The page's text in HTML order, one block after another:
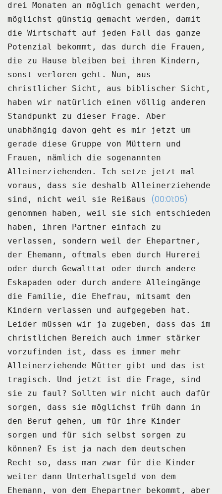
drei Monaten an möglich gemacht werden,
möglichst
günstig gemacht werden, damit
die Wirtschaft auf jeden Fall das ganze
Potenzial bekommt,
das durch die Frauen,
die zu Hause bleiben bei ihren Kindern,
sonst verloren geht.
Nun, aus
christlicher Sicht, aus biblischer Sicht,
haben wir natürlich einen völlig
anderen
Standpunkt zu dieser Frage.
Aber
unabhängig davon geht es mir jetzt um
gerade diese Gruppe von Müttern und
Frauen,
nämlich die sogenannten
Alleinerziehenden.
Ich setze jetzt mal
voraus, dass sie deshalb Alleinerziehende
sind, nicht weil sie Reißaus
(00:01:05)
genommen haben, weil sie sich entschieden
haben, ihren Partner einfach zu
verlassen,
sondern weil der Ehepartner,
der Ehemann, oftmals eben durch Hurerei
oder durch Gewalttat oder
durch andere
Eskapaden oder durch andere Alleingänge
die Familie, die Ehefrau, mitsamt
den
Kindern verlassen und aufgegeben hat.
Leider müssen wir ja zugeben, dass das im
christlichen Bereich auch immer stärker
vorzufinden
ist, dass es immer mehr
Alleinerziehende Mütter gibt und das ist
tragisch.
Und jetzt ist die Frage, sind
sie zu faul?
Sollten wir nicht auch dafür
sorgen, dass sie möglichst früh dann in
den Beruf gehen,
um für ihre Kinder
sorgen und für sich selbst sorgen zu
können?
Es ist ja nach dem deutschen
Recht so, dass man zwar für die Kinder
weiter dann Unterhaltsgeld
von dem
Ehemann, von dem Ehepartner bekommt, aber